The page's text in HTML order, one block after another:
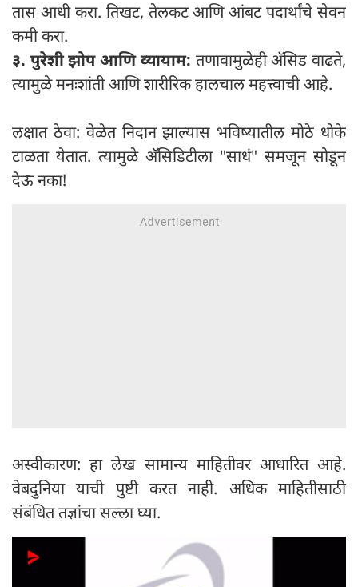
तास आधी करा. तिखट, तेलकट आणि आंबट पदार्थांचे सेवन
कमी करा.
३. पुरेशी झोप आणि व्यायाम: तणावामुळेही अ‍ॅसिड वाढते,
त्यामुळे मनःशांती आणि शारीरिक हालचाल महत्त्वाची आहे.
लक्षात ठेवा: वेळेत निदान झाल्यास भविष्यातील मोठे धोके
टाळता येतात. त्यामुळे अ‍ॅसिडिटीला "साधं" समजून सोडून
देऊ नका!
अस्वीकारण: हा लेख सामान्य माहितीवर आधारित आहे.
वेबदुनिया याची पुष्टी करत नाही. अधिक माहितीसाठी
संबंधित तज्ञांचा सल्ला घ्या.